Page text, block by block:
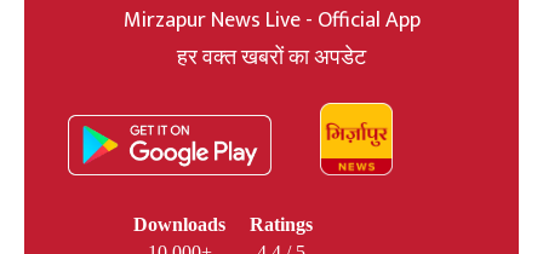
Mirzapur News Live - Official App
हर वक्त खबरों का अपडेट
Downloads
Ratings